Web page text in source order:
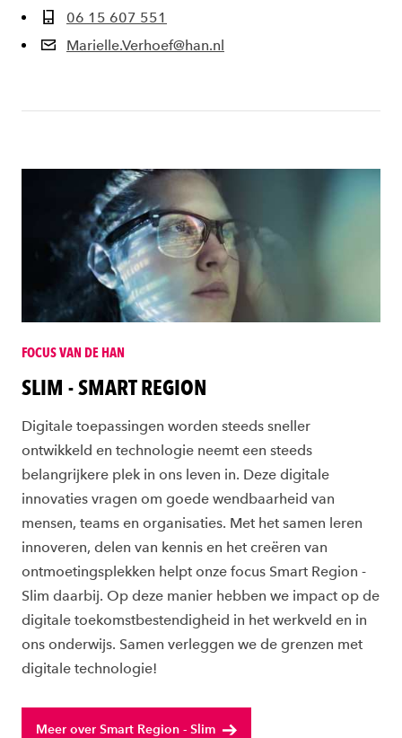
06 15 607 551
Marielle.Verhoef@han.nl
FOCUS VAN DE HAN
SLIM - SMART REGION
Digitale toepassingen worden steeds sneller
ontwikkeld en technologie neemt een steeds
belangrijkere plek in ons leven in. Deze digitale
innovaties vragen om goede wendbaarheid van
mensen, teams en organisaties. Met het samen leren
innoveren, delen van kennis en het creëren van
ontmoetingsplekken helpt onze focus Smart Region -
Slim daarbij. Op deze manier hebben we impact op de
digitale toekomstbestendigheid in het werkveld en in
ons onderwijs. Samen verleggen we de grenzen met
digitale technologie!
Meer over Smart Region - Slim